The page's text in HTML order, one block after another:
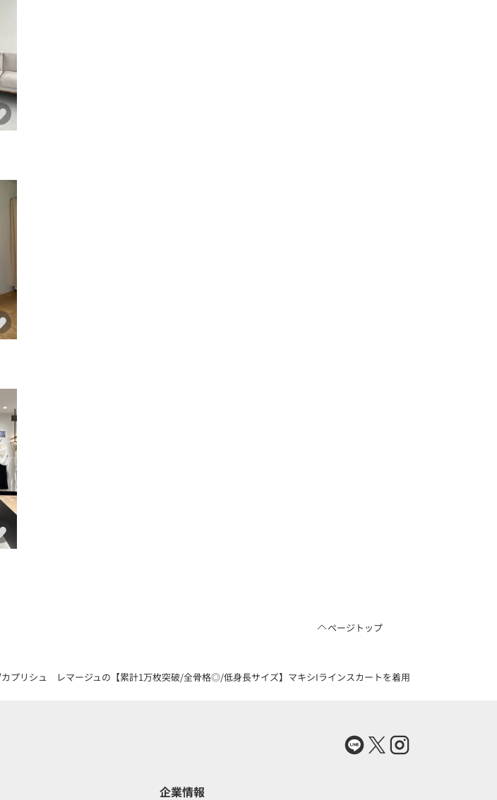
ページトップ
カプリシュ レマージュの【累計1万枚突破/全骨格◎/低身長サイズ】マキシIラインスカートを着用したmisaki 【158㎝
企業情報